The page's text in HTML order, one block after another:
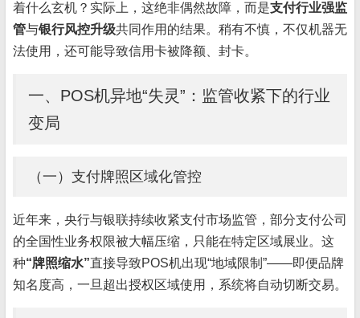
着什么玄机？实际上，这绝非偶然故障，而是支付行业强监
管与银行风控升级共同作用的结果。稍有不慎，不仅机器无
法使用，还可能导致信用卡被降额、封卡。
一、POS机异地“失灵”：监管收紧下的行业
变局
（一）支付牌照区域化管控
近年来，央行与银联持续收紧支付市场监管，部分支付公司
的全国性业务权限被大幅压缩，只能在特定区域展业。这
种“牌照缩水”直接导致POS机出现“地域限制”——即便品牌
知名度高，一旦超出授权区域使用，系统将自动切断交易。